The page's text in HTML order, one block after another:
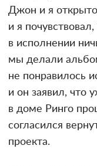
Джон и я открыто
и я
в исполнении
мы делали
не понравилось
и он заявил, что
в доме Ринго
согласился
проекта.